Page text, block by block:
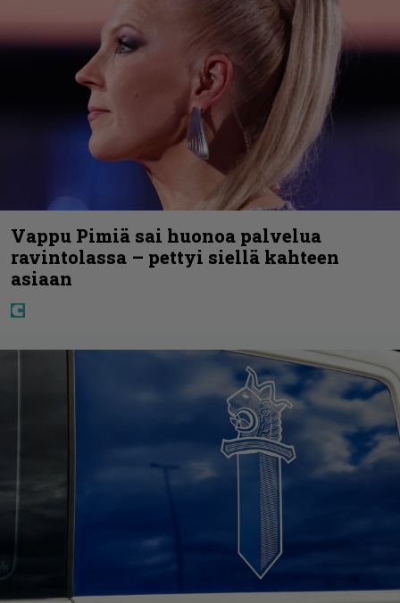
Vappu Pimiä sai huonoa palvelua
ravintolassa – pettyi siellä kahteen
asiaan